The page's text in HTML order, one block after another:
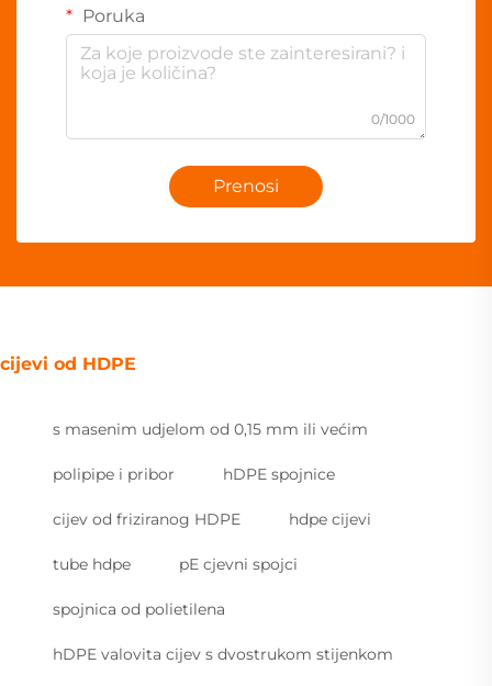
Poruka
0/1000
Prenosi
cijevi od HDPE
s masenim udjelom od 0,15 mm ili većim
polipipe i pribor hDPE spojnice
cijev od friziranog HDPE hdpe cijevi
tube hdpe pE cjevni spojci
spojnica od polietilena
hDPE valovita cijev s dvostrukom stijenkom